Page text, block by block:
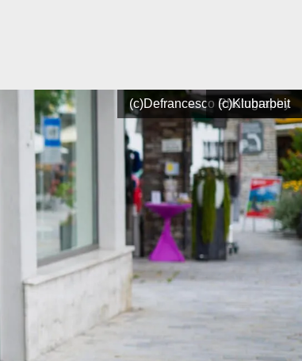
(c)Defrancesco Photography
(c)Klubarbeit